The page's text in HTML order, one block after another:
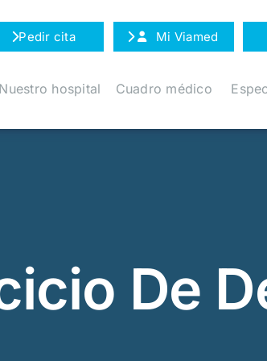
Pedir cita Mi Viamed
Nuestro hospital Cuadro médico
De